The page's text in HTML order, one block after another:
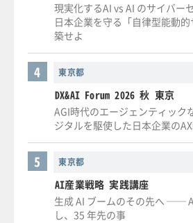
現実化するAI vs AI のサイバー
日本企業を守る「自律型能動
築せよ
東京都
4
DX&AI Forum 2026 秋 東京
AGI時代のエージェンティッ
ジタルを駆使した日本企業の
東京都
5
AI産業戦略 実践講座
生成 AI ブームのその先へ ──
し、35 年先の事